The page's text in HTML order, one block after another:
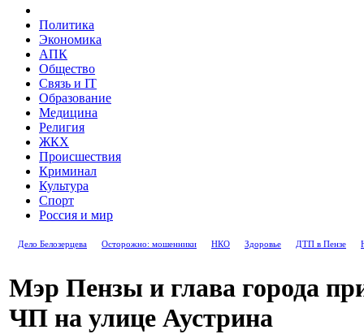
Политика
Экономика
АПК
Общество
Связь и IT
Образование
Медицина
Религия
ЖКХ
Происшествия
Криминал
Культура
Спорт
Россия и мир
Дело Белозерцева Осторожно: мошенники НКО Здоровье ДТП в Пензе
Мэр Пензы и глава города
ЧП на улице Аустрина